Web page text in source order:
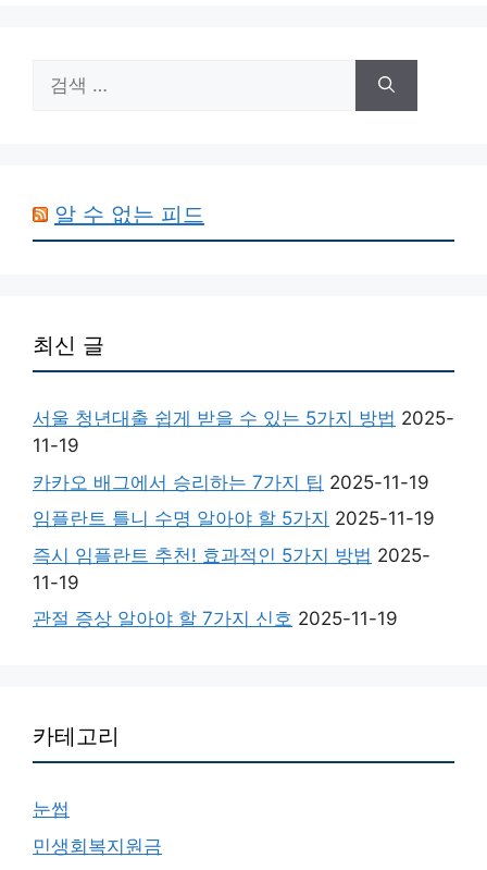
색:
알 수 없는 피드
최신 글
서울 청년대출 쉽게 받을 수 있는 5가지 방법 2025-
11-19
카카오 배그에서 승리하는 7가지 팁 2025-11-19
임플란트 틀니 수명 알아야 할 5가지 2025-11-19
즉시 임플란트 추천! 효과적인 5가지 방법 2025-
11-19
관절 증상 알아야 할 7가지 신호 2025-11-19
카테고리
눈썹
민생회복지원금